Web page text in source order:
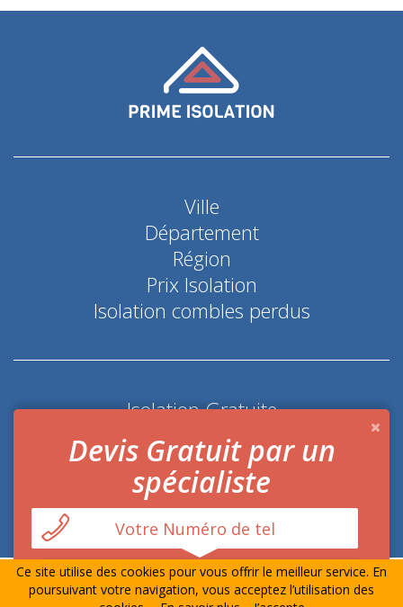
Ville
Département
Région
Prix Isolation
Isolation combles perdus
Isolation Gratuite
Coup de pouce économie d'énergie
© Prime-Isolation.fr Tout droits réservésMentions
Légales-Contact
Devis Gratuit par un
spécialiste
Ce site utilise des cookies pour vous offrir le meilleur service. En
poursuivant votre navigation, vous acceptez l’utilisation des